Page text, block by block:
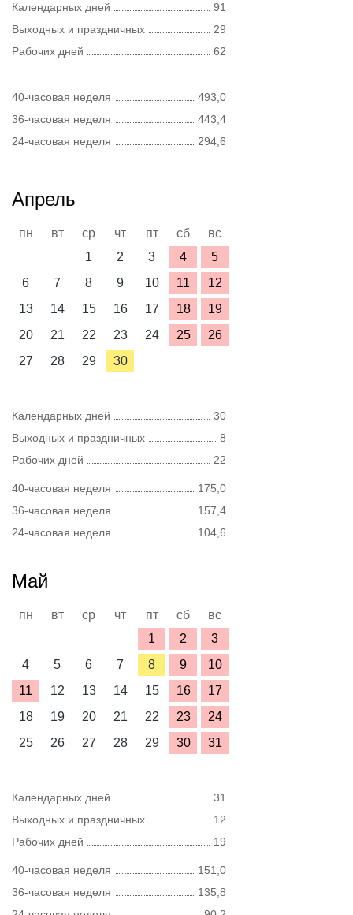
Календарных дней
91
Выходных и праздничных
29
Рабочих дней
62
40-часовая неделя
493,0
36-часовая неделя
443,4
24-часовая неделя
294,6
Апрель
пн вт ср чт пт сб
вс
1
2 3 4
5
6
7 8 9 10 11
12
13
14 15 16 17 18
19
20
21 22 23 24 25
26
27
28 29 30
Календарных дней
30
Выходных и праздничных
8
Рабочих дней
22
40-часовая неделя
175,0
36-часовая неделя
157,4
24-часовая неделя
104,6
Май
пн вт ср чт пт сб
вс
1
2
3
4
5 6 7 8 9
10
11
12 13 14 15 16
17
18
19 20 21 22 23
24
25
26 27 28 29 30 31
Календарных дней
31
Выходных и праздничных
12
Рабочих дней
19
40-часовая неделя
151,0
36-часовая неделя
135,8